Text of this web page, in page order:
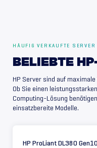
HÄUFIG VERKAUFTE SERVER
BELIEBTE
HP Server sind auf
Ob Sie einen
Computing-Lösung
einsatzbereite Modelle.
HP ProLiant DL380 Gen10